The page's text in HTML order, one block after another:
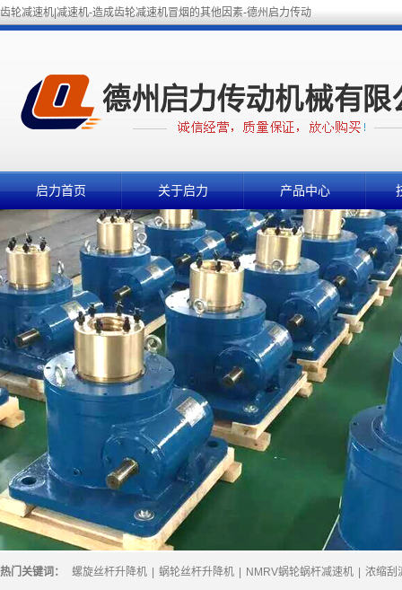
齿轮减速机|减速机-造成齿轮减速机冒烟的其他因素-德州启力传动
启力首页 关于启力 产品中心
热门关键词： 螺旋丝杆升降机 蜗轮丝杆升降机 NMRV蜗轮蜗杆减速机 浓缩刮